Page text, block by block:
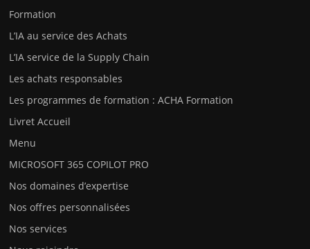
Formation
L’IA au service des Achats
L’IA service de la Supply Chain
Les achats responsables
Les programmes de formation : ACHA Formation
Livret Accueil
Menu
MICROSOFT 365 COPILOT PRO
Nos domaines d’expertise
Nos offres personnalisées
Nos services